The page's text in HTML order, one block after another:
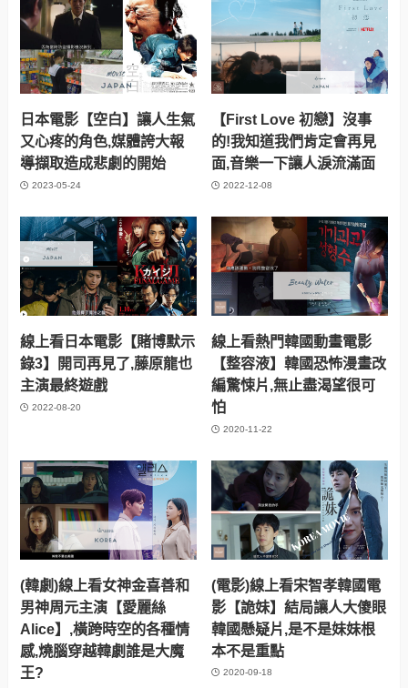
日本電影【空白】讓人生氣
又心疼的角色,媒體誇大報
導擷取造成悲劇的開始
2023-05-24
【First Love 初戀】沒事
的!我知道我們肯定會再見
面,音樂一下讓人淚流滿面
2022-12-08
線上看日本電影【賭博默示
錄3】開司再見了,藤原龍也
主演最終遊戲
2022-08-20
線上看熱門韓國動畫電影
【整容液】韓國恐怖漫畫改
編驚悚片,無止盡渴望很可
怕
2020-11-22
(韓劇)線上看女神金喜善和
男神周元主演【愛麗絲
Alice】,橫跨時空的各種情
感,燒腦穿越韓劇誰是大魔
王?
(電影)線上看宋智孝韓國電
影【詭妹】結局讓人大傻眼
韓國懸疑片,是不是妹妹根
本不是重點
2020-09-18